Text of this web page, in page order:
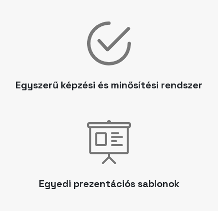
Egyszerű képzési és minősítési rendszer
Egyedi prezentációs sablonok